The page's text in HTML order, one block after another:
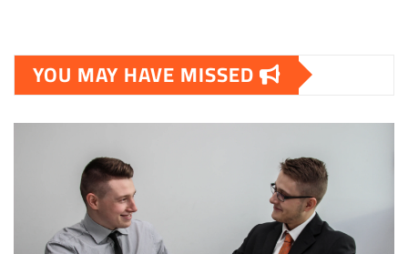
YOU MAY HAVE MISSED